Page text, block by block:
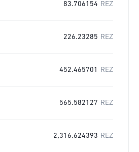
83.706154 REZ
226.23285 REZ
452.465701 REZ
565.582127 REZ
2,316.624393 REZ